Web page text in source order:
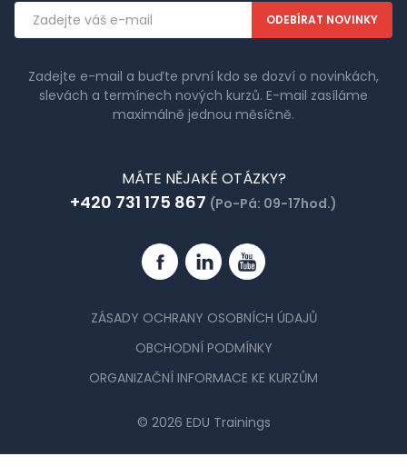
Emailová
adresa
Zadejte e-mail a buďte první kdo se dozví o novinkách,
slevách a termínech nových kurzů. E-mail zasíláme
maximálně jednou měsíčně.
MÁTE NĚJAKÉ OTÁZKY?
+420 731 175 867 (Po-Pá: 09-17hod.)
FacebookLinkedinYouTube
ZÁSADY OCHRANY OSOBNÍCH ÚDAJŮ
OBCHODNÍ PODMÍNKY
ORGANIZAČNÍ INFORMACE KE KURZŮM
© 2026 EDU Trainings